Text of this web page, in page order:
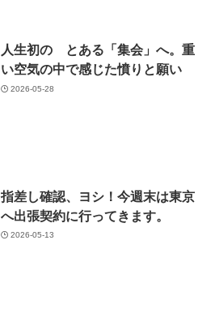
人生初の とある「集会」へ。重
い空気の中で感じた憤りと願い
2026-05-28
指差し確認、ヨシ！今週末は東京
へ出張契約に行ってきます。
2026-05-13